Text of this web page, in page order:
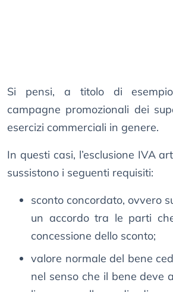
Si pensi, a titolo di
campagne promozionali dei
esercizi commerciali in genere.
In questi casi, l’esclusione IVA
sussistono i seguenti requisiti:
sconto concordato, ovvero
un accordo tra le parti
concessione dello sconto;
valore normale del bene
nel senso che il bene deve